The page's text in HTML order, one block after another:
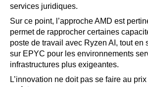
services juridiques.
Sur ce point, l’approche AMD est
permet de rapprocher certaines
poste de travail avec Ryzen AI, tout en
sur EPYC pour les environnements
infrastructures plus exigeantes.
L’innovation ne doit pas se faire au